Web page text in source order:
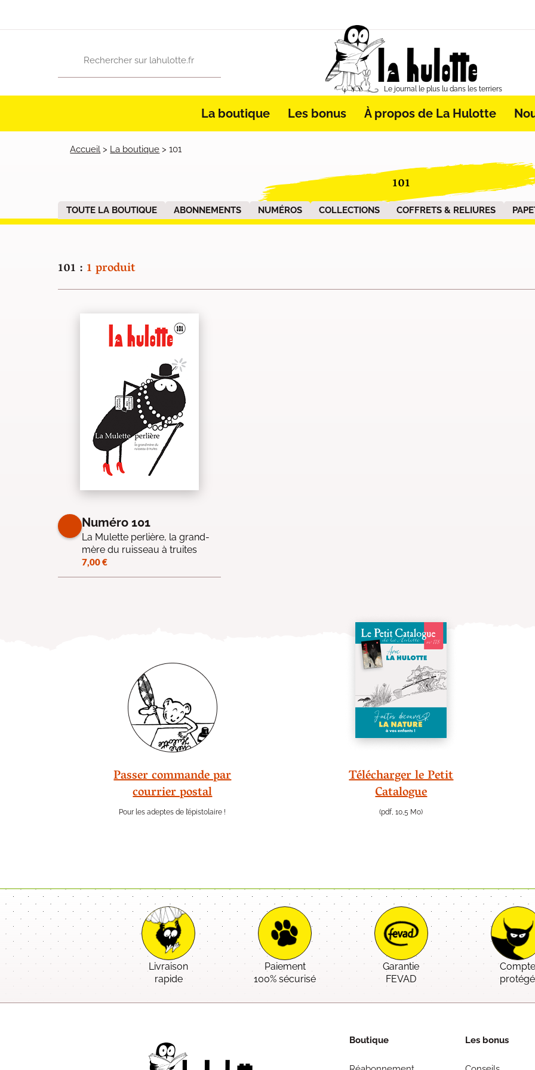
Le journal le plus lu dans les terriers
La boutique Les bonus À propos de La Hulotte
Accueil > La boutique >101
101
TOUTE LA BOUTIQUE ABONNEMENTS NUMÉROS COLLECTIONS COFFRETS & RELIURES
101 : 1 produit
Numéro 101
La Mulette perlière, la grand-
mère du ruisseau à truites
7,00€
Passer commande par
courrier postal
Pour les adeptes de l’épistolaire !
Télécharger le Petit
Catalogue
(pdf, 10,5 Mo)
Livraison
rapide
Paiement
100% sécurisé
Garantie
FEVAD
Compte
protégé
Boutique Les bonus